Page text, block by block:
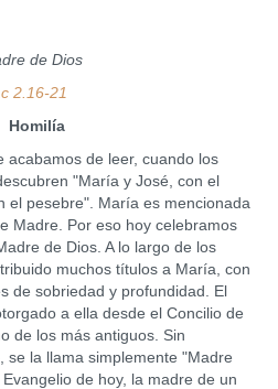
de Dios
2.16-21
Homilía
de leer, cuando los
"María y José, con el
el pesebre". María es mencionada
Madre. Por eso hoy celebramos
de Dios. A lo largo de los
muchos títulos a María, con
de sobriedad y profundidad. El
a ella desde el Concilio de
de los más antiguos. Sin
se la llama simplemente "Madre
de hoy, la madre de un